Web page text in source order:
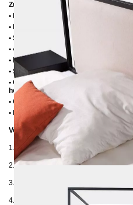
Zusätzliche Informationen
• Handmade
• Metall: Pulverbeschichtet
• Stoff: 100% Polyester (andere
• 4 cm breite Mitteltraverse mit
• Fußstopfen aus Kunststoff
• Seitenablagen für Lattenrost 2,8 cm
• Ohne Lattenrost (wir empfehlen
hohe Lattenroste, damit die Matratze
• Ohne Matratze
• Lieferzustand: Zerlegt (in 4 Kartons)
Verpackungsdetails
1. Karton: 2050 x 420 x 100 mm, ≈ 21
2. Karton: 2100 x 180 x 130 mm, ≈ 28
3. Karton: 1850 x 650 x 80 mm, ≈ 19 kg
4. Karton: 1900 x 420 x 100 mm, ≈ 17 kg